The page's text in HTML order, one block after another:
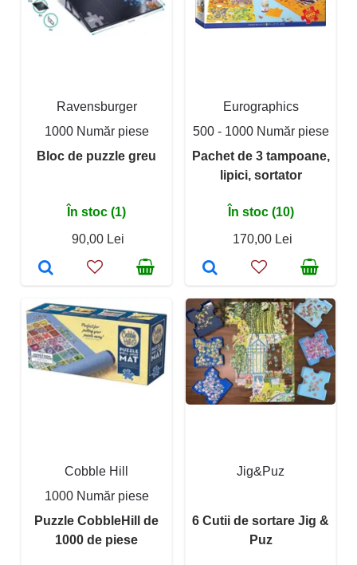
Ravensburger
1000 Număr piese
Bloc de puzzle greu
În stoc (1)
90,00 Lei
Eurographics
500 - 1000 Număr piese
Pachet de 3 tampoane,
lipici, sortator
În stoc (10)
170,00 Lei
Cobble Hill
1000 Număr piese
Puzzle CobbleHill de
1000 de piese
Jig&Puz
6 Cutii de sortare Jig &
Puz